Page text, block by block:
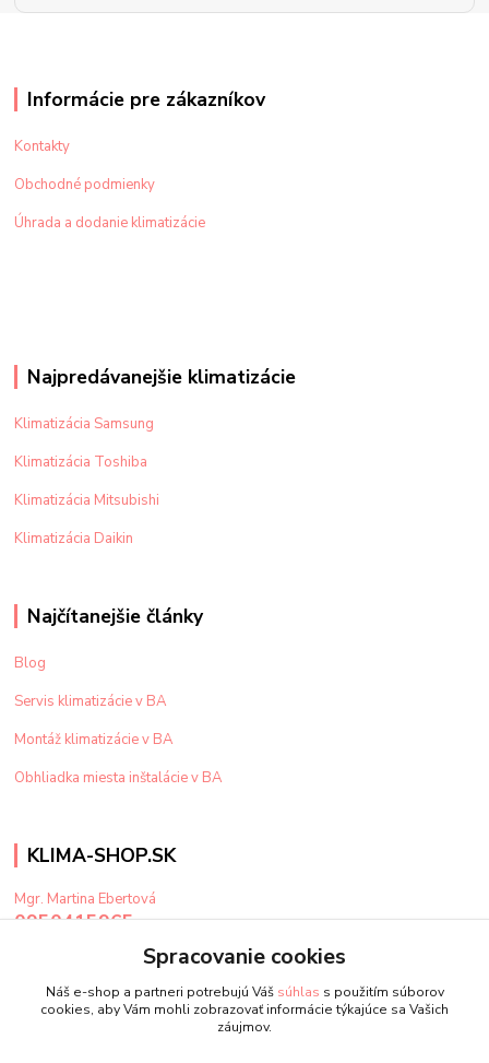
Informácie pre zákazníkov
Kontakty
Obchodné podmienky
Úhrada a dodanie klimatizácie
Najpredávanejšie klimatizácie
Klimatizácia Samsung
Klimatizácia Toshiba
Klimatizácia Mitsubishi
Klimatizácia Daikin
Najčítanejšie články
Blog
Servis klimatizácie v BA
Montáž klimatizácie v BA
Obhliadka miesta inštalácie v BA
KLIMA-SHOP.SK
Mgr. Martina Ebertová
0950415965
klima@klima-shop.sk
Spracovanie cookies
Náš e-shop a partneri potrebujú Váš súhlas s použitím súborov
cookies, aby Vám mohli zobrazovať informácie týkajúce sa Vašich
záujmov.